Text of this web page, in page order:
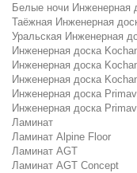
Белые ночи Инженерная
Таёжная Инженерная
Уральская Инженерная
Инженерная доска
Инженерная доска
Инженерная доска
Инженерная доска
Инженерная доска
Ламинат
Ламинат Alpine Floor
Ламинат AGT
Ламинат AGT Concept